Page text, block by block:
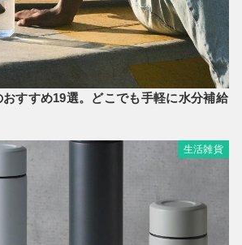
すすめ19選。どこでも手軽に水分補給
生活雑貨